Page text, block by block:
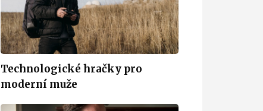
Technologické hračky pro
moderní muže